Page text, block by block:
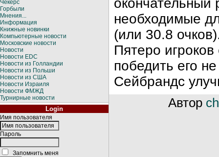
Чекерс
Горбыли
Мнения...
Информация
Книжные новинки
Компьютерные новости
Московские новости
Новости
Новости EDC
Новости из Голландии
Новости из Польши
Новости из США
Новости Израиля
Новости ФМЖД
Турнирные новости
Login
Имя пользователя
Пароль
Запомнить меня
окончательный
необходимые
(или 30.8
Пятеро
победить его
Сейбрандс
Автор